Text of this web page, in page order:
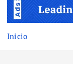
Inicio